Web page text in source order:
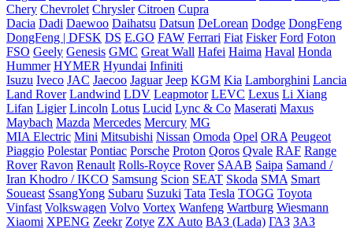
Chery Chevrolet Chrysler Citroen Cupra
Dacia Dadi Daewoo Daihatsu Datsun DeLorean Dodge DongFeng
DongFeng | DFSK DS E.GO FAW Ferrari Fiat Fisker Ford Foton
FSO Geely Genesis GMC Great Wall Hafei Haima Haval Honda
Hummer HYMER Hyundai Infiniti
Isuzu Iveco JAC Jaecoo Jaguar Jeep KGM Kia Lamborghini Lancia
Land Rover Landwind LDV Leapmotor LEVC Lexus Li Xiang
Lifan Ligier Lincoln Lotus Lucid Lync & Co Maserati Maxus
Maybach Mazda Mercedes Mercury MG
MIA Electric Mini Mitsubishi Nissan Omoda Opel ORA Peugeot
Piaggio Polestar Pontiac Porsche Proton Qoros Qvale RAF Range
Rover Ravon Renault Rolls-Royce Rover SAAB Saipa Samand /
Iran Khodro / IKCO Samsung Scion SEAT Skoda SMA Smart
Soueast SsangYong Subaru Suzuki Tata Tesla TOGG Toyota
Vinfast Volkswagen Volvo Vortex Wanfeng Wartburg Wiesmann
Xiaomi XPENG Zeekr Zotye ZX Auto ВАЗ (Lada) ГАЗ ЗАЗ